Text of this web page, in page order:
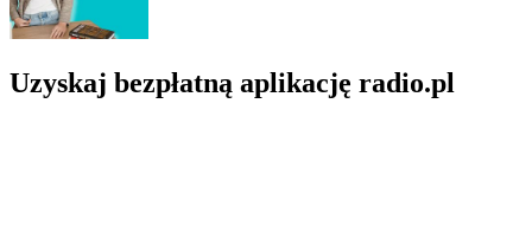
Uzyskaj bezpłatną aplikację radio.pl